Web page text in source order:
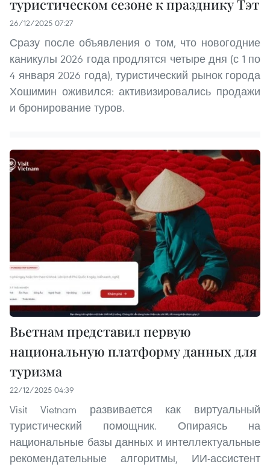
туристическом сезоне к празднику Тэт
26/12/2025 07:27
Сразу после объявления о том, что новогодние
каникулы 2026 года продлятся четыре дня (с 1 по
4 января 2026 года), туристический рынок города
Хошимин оживился: активизировались продажи
и бронирование туров.
Вьетнам представил первую
национальную платформу данных для
туризма
22/12/2025 04:39
Visit Vietnam развивается как виртуальный
туристический помощник. Опираясь на
национальные базы данных и интеллектуальные
рекомендательные алгоритмы, ИИ-ассистент